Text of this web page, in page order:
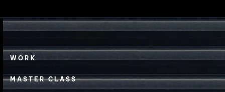
WORK
MASTER CLASS